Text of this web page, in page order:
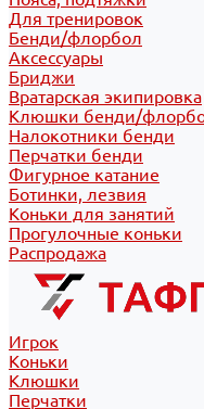
Для тренировок
Бенди/флорбол
Аксессуары
Бриджи
Вратарская экипировка
Клюшки бенди/
Налокотники бенди
Перчатки бенди
Фигурное катание
Ботинки, лезвия
Коньки для занятий
Прогулочные коньки
Распродажа
Игрок
Коньки
Клюшки
Перчатки